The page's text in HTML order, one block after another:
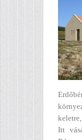
Itt